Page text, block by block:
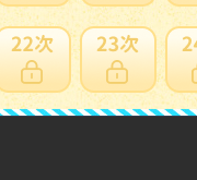
ざいますので、必ず最下段